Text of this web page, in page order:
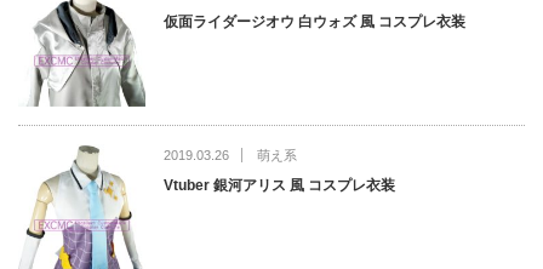
仮面ライダージオウ 白ウォズ 風 コスプレ衣装
2019.03.26 萌え系
Vtuber 銀河アリス 風 コスプレ衣装